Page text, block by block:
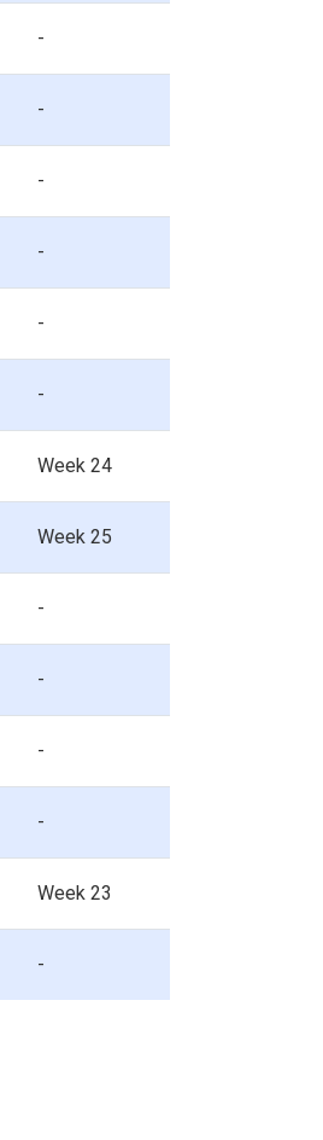
-
-
-
-
-
-
Week 24
Week 25
-
-
-
-
Week 23
-